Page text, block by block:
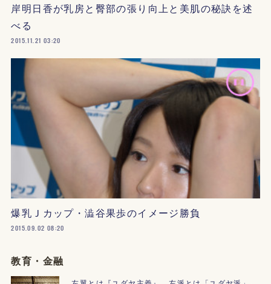
岸明日香が乳房と臀部の張り向上と美肌の秘訣を述
べる
2015.11.21 03:20
爆乳Ｊカップ・澁谷果歩のイメージ勝負
2015.09.02 08:20
教育・金融